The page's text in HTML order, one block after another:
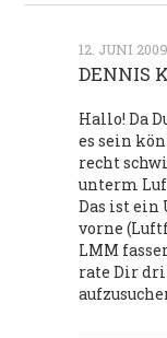
12. JUNI 2009
DENNIS
Hallo! Da
es sein
recht
unterm
Das ist ein
vorne
LMM
rate Dir